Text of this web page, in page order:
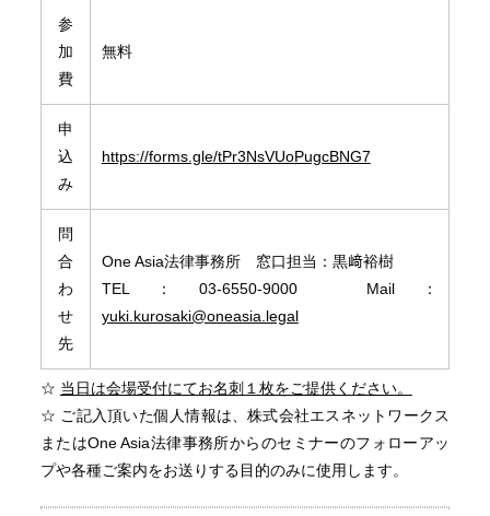
参
加
費
無料
申
込
み
https://forms.gle/tPr3NsVUoPugcBNG7
問
合
わ
せ
先
One Asia法律事務所 窓口担当：黒﨑裕樹
TEL：03-6550-9000 Mail：
yuki.kurosaki@oneasia.legal
☆ 当日は会場受付にてお名刺１枚をご提供ください。
☆ ご記入頂いた個人情報は、株式会社エスネットワークス
またはOne Asia法律事務所からのセミナーのフォローアッ
プや各種ご案内をお送りする目的のみに使用します。